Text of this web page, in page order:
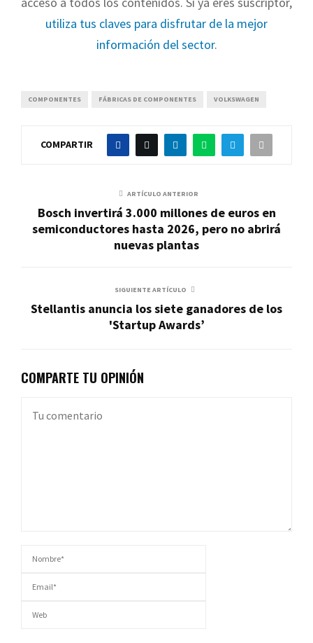
utiliza tus claves para disfrutar de la mejor
información del sector.
COMPONENTES FÁBRICAS DE COMPONENTES VOLKSWAGEN
COMPARTIR
ARTÍCULO ANTERIOR
Bosch invertirá 3.000 millones de euros en
semiconductores hasta 2026, pero no abrirá
nuevas plantas
SIGUIENTE ARTÍCULO
Stellantis anuncia los siete ganadores de los
'Startup Awards’
COMPARTE TU OPINIÓN